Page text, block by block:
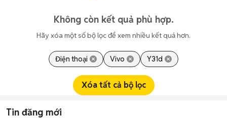
Không còn kết quả phù hợp.
Hãy xóa một số bộ lọc để xem nhiều kết quả hơn.
Điện thoại Vivo Y31d
Xóa tất cả bộ lọc
Tin đăng mới